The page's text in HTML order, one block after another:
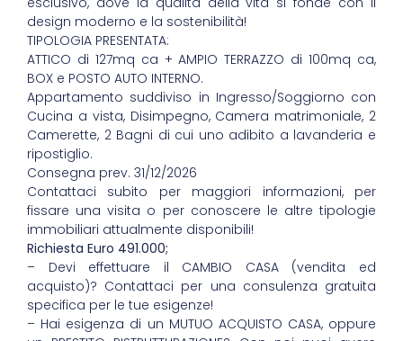
design moderno e la sostenibilità!
TIPOLOGIA PRESENTATA:
ATTICO di 127mq ca + AMPIO TERRAZZO di 100mq ca,
BOX e POSTO AUTO INTERNO.
Appartamento suddiviso in Ingresso/Soggiorno con
Cucina a vista, Disimpegno, Camera matrimoniale, 2
Camerette, 2 Bagni di cui uno adibito a lavanderia e
ripostiglio.
Consegna prev. 31/12/2026
Contattaci subito per maggiori informazioni, per
fissare una visita o per conoscere le altre tipologie
immobiliari attualmente disponibili!
Richiesta Euro 491.000;
– Devi effettuare il CAMBIO CASA (vendita ed
acquisto)? Contattaci per una consulenza gratuita
specifica per le tue esigenze!
– Hai esigenza di un MUTUO ACQUISTO CASA, oppure